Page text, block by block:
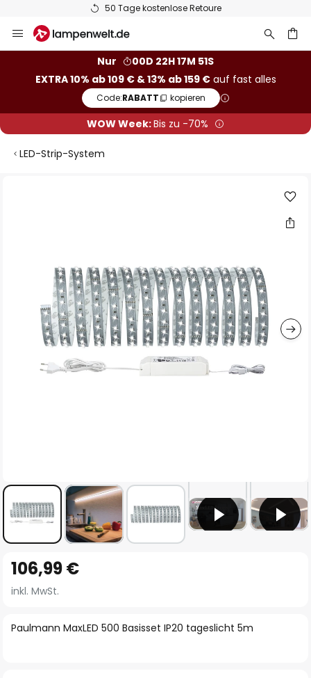
50 Tage kostenlose Retoure
Inhalt
Nur
00D 22H 17M 51S
EXTRA 10% ab 109 € & 13% ab 159 €auf fast alles
Code:RABATT kopieren
WOW Week:Bis zu -70%
LED-Strip-System
Anfang
der
springen
Paulmann MaxLED 500 Basisset IP20 tageslicht 5m
106,99 €
inkl. MwSt.